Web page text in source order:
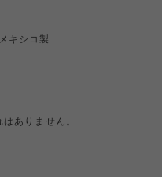
キシコ製
ありません。